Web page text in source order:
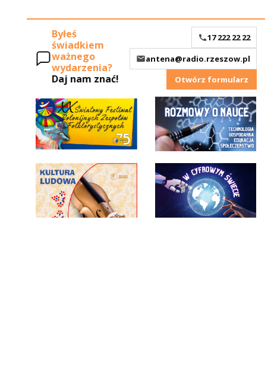
Byłeś
świadkiem
ważnego
wydarzenia?
Daj nam znać!
17 222 22 22
antena@radio.rzeszow.pl
Otwórz formularz